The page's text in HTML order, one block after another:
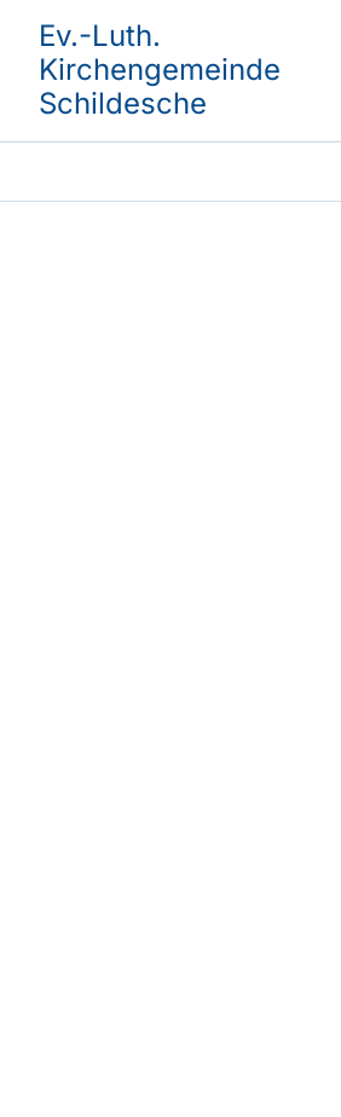
Ev.-Luth.
Kirchengemeinde
Schildesche